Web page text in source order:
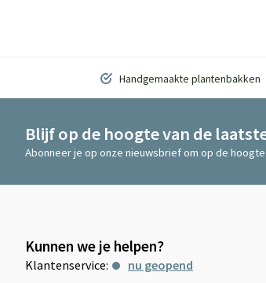
Handgemaakte plantenbakken
Blijf op de hoogte van de
Abonneer je op onze nieuwsbrief om op de
Kunnen we je helpen?
Klantenservice: nu geopend